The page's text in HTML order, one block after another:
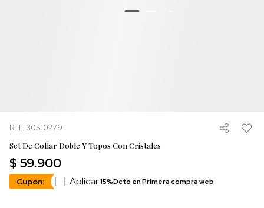
REF. 30510279
Set De Collar Doble Y Topos Con Cristales
$ 59.900
Cupón: Aplicar15%Dcto en Primera compra web